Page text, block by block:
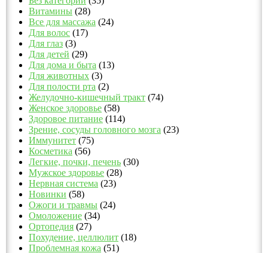
Витамины (28)
Все для массажа (24)
Для волос (17)
Для глаз (3)
Для детей (29)
Для дома и быта (13)
Для животных (3)
Для полости рта (2)
Желудочно-кишечный тракт (74)
Женское здоровье (58)
Здоровое питание (114)
Зрение, сосуды головного мозга (23)
Иммунитет (75)
Косметика (56)
Легкие, почки, печень (30)
Мужское здоровье (28)
Нервная система (23)
Новинки (58)
Ожоги и травмы (24)
Омоложение (34)
Ортопедия (27)
Похудение, целлюлит (18)
Проблемная кожа (51)